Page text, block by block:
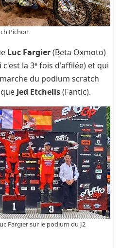
Pichon
Luc Fargier(Beta Oxmoto)
la 3ᵉ fois d'affilée) et qui
du podium scratch
Jed Etchells(Fantic).
Fargier sur le podium du J2